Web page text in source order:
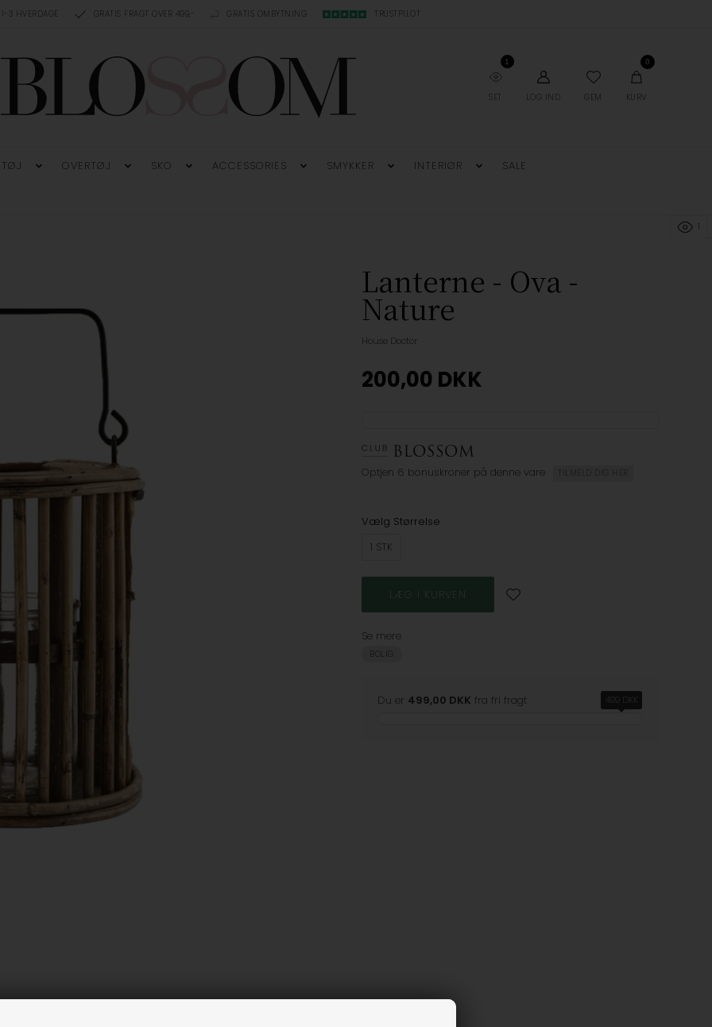
3 HVERDAGE GRATIS FRAGT OVER 499,- GRATIS OMBYTNING TRUSTPILOT
SET
1
LOG IND GEM
0
KURV
TØJ OVERTØJ SKO ACCESSORIES SMYKKER INTERIØR SALE
Lanterne - Ova -
Nature
House Doctor
200,00 DKK
Optjen 6 bonuskroner på denne vare TILMELD DIG HER
Vælg Størrelse
1 STK
Se mere
BOLIG
Du er 499,00 DKK fra fri fragt 499 DKK
1